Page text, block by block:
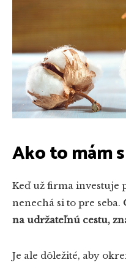
Ako to mám
Keď už firma investuje
nenechá si to pre seba.
na udržateľnú cestu,
Je ale dôležité, aby